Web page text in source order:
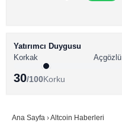
BİTCOİN HABERLERİ
ALTCOİN HABERLERİ
SÖZLÜK
Yatırımcı Duygusu
Korkak
Açgözlü
30/100Korku
Ana Sayfa ›Altcoin Haberleri